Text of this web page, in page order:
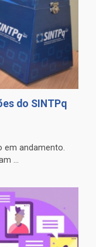
do SINTPq
em andamento.
...